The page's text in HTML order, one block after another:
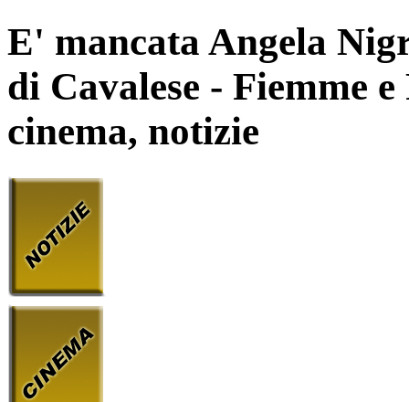
E' mancata Angela
di Cavalese - Fiemme
cinema, notizie